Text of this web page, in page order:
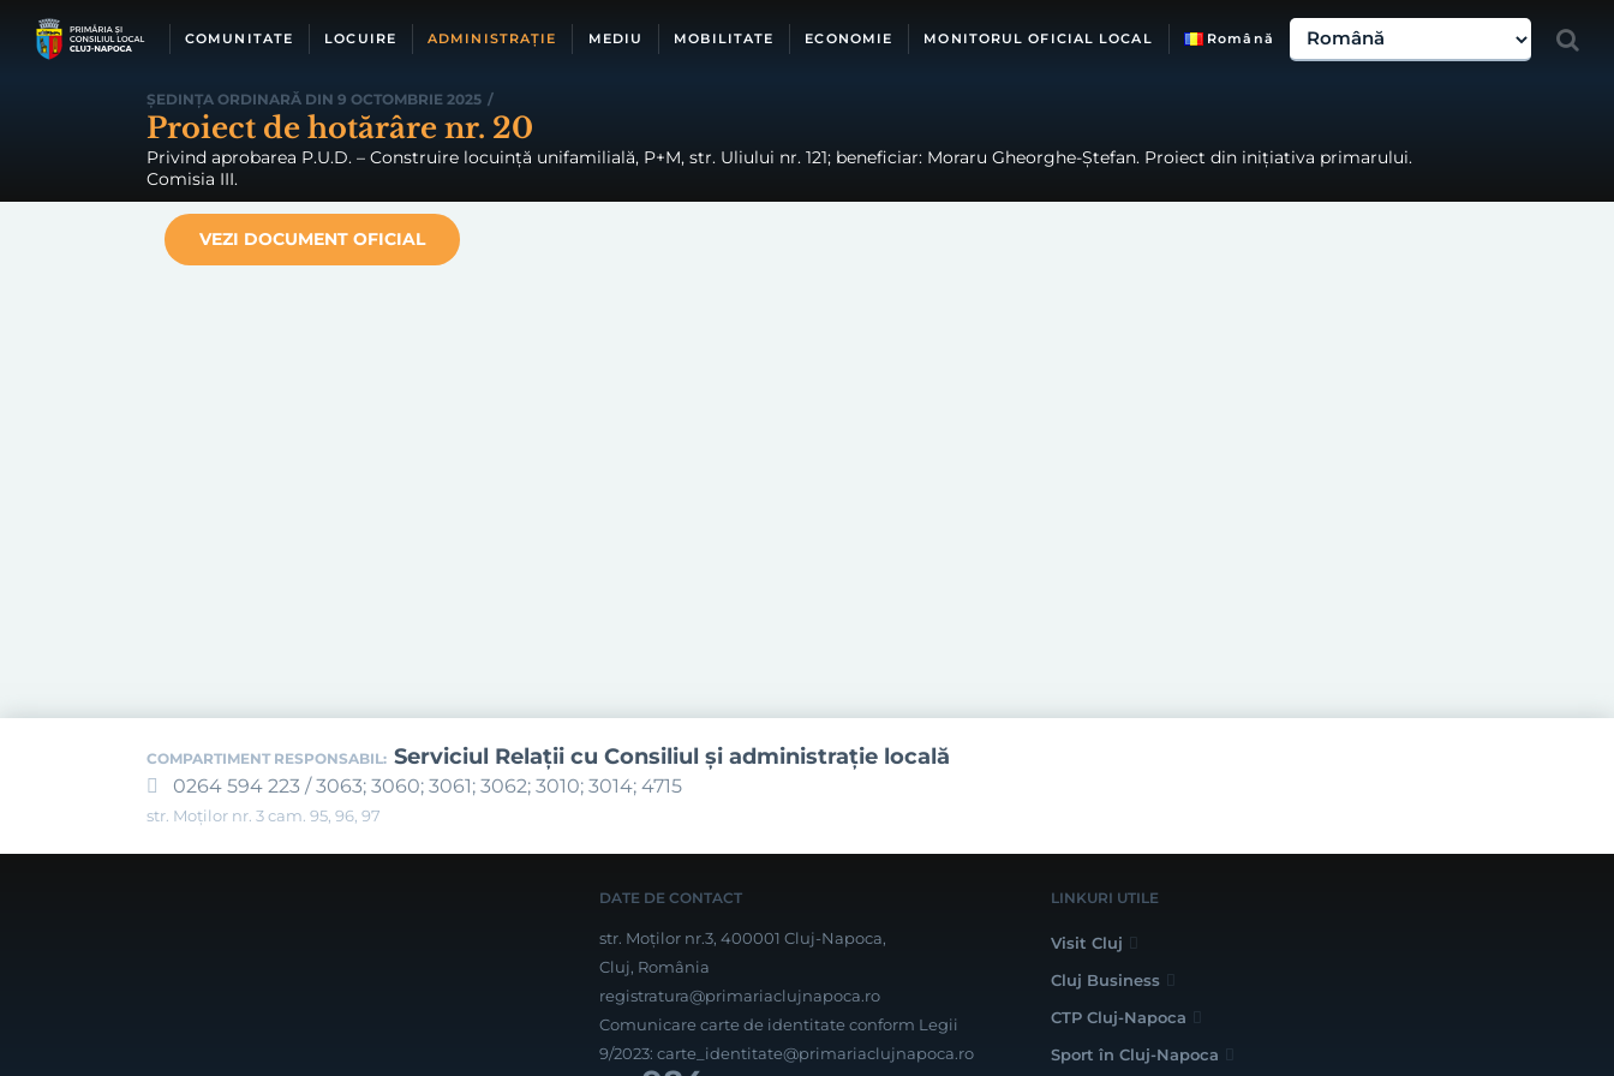
COMUNITATE LOCUIRE ADMINISTRAȚIE MEDIU MOBILITATE ECONOMIE MONITORUL OFICIAL LOCAL Română
ȘEDINȚA ORDINARĂ DIN 9 OCTOMBRIE 2025 /
Proiect de hotărâre nr. 20
Privind aprobarea P.U.D. – Construire locuință unifamilială, P+M, str. Uliului nr. 121; beneficiar: Moraru Gheorghe-Ștefan. Proiect din inițiativa primarului.
Comisia III.
VEZI DOCUMENT OFICIAL
COMPARTIMENT RESPONSABIL: Serviciul Relaţii cu Consiliul şi administraţie locală
0264 594 223 / 3063; 3060; 3061; 3062; 3010; 3014; 4715
str. Moților nr. 3 cam. 95, 96, 97
DATE DE CONTACT
str. Moților nr.3, 400001 Cluj-Napoca,
Cluj, România
registratura@primariaclujnapoca.ro
Comunicare carte de identitate conform Legii
9/2023: carte_identitate@primariaclujnapoca.ro
LINKURI UTILE
Visit Cluj
Cluj Business
CTP Cluj-Napoca
Sport în Cluj-Napoca